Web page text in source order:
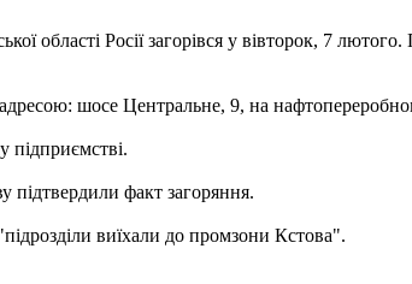
області Росії загорівся у вівторок, 7
шосе Центральне, 9, на
підприємстві.
підтвердили факт загоряння.
виїхали до промзони Кстова".